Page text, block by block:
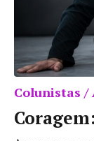
Colunistas /